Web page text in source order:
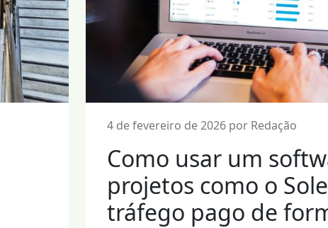
4 de fevereiro de 2026 por Redação
Como usar um
projetos como o
tráfego pago de